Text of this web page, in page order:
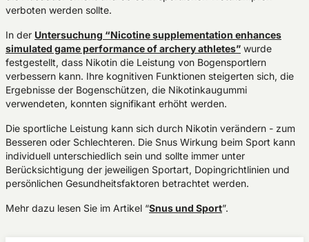
verboten werden sollte.
In der Untersuchung “Nicotine supplementation enhances
simulated game performance of archery athletes” wurde
festgestellt, dass Nikotin die Leistung von Bogensportlern
verbessern kann. Ihre kognitiven Funktionen steigerten sich, die
Ergebnisse der Bogenschützen, die Nikotinkaugummi
verwendeten, konnten signifikant erhöht werden.
Die sportliche Leistung kann sich durch Nikotin verändern - zum
Besseren oder Schlechteren. Die Snus Wirkung beim Sport kann
individuell unterschiedlich sein und sollte immer unter
Berücksichtigung der jeweiligen Sportart, Dopingrichtlinien und
persönlichen Gesundheitsfaktoren betrachtet werden.
Mehr dazu lesen Sie im Artikel “Snus und Sport”.